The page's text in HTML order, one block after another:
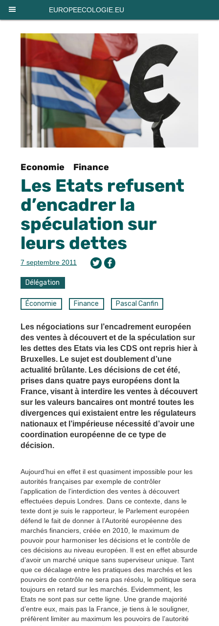
EUROPEECOLOGIE.EU
Economie Finance
Les Etats refusent
d’encadrer la
spéculation sur
leurs dettes
7 septembre 2011
Délégation
Économie Finance Pascal Canfin
Les négociations sur l’encadrement européen
des ventes à découvert et de la spéculation sur
les dettes des Etats via les CDS ont repris hier à
Bruxelles. Le sujet est doublement d’une
actualité brûlante. Les décisions de cet été,
prises dans quatre pays européens dont la
France, visant à interdire les ventes à découvert
sur les valeurs bancaires ont montré toutes les
divergences qui existaient entre les régulateurs
nationaux et l’impérieuse nécessité d’avoir une
coordination européenne de ce type de
décision.
Aujourd’hui en effet il est quasiment impossible pour les
autorités françaises par exemple de contrôler
l’application de l’interdiction des ventes à découvert
effectuées depuis Londres. Dans ce contexte, dans le
texte dont je suis le rapporteur, le Parlement européen
défend le fait de donner à l’Autorité européenne des
marchés financiers, créée en 2010, le maximum de
pouvoir pour harmoniser les décisions et le contrôle de
ces décisions au niveau européen. Il est en effet absurde
d’avoir un marché unique sans superviseur unique. Tant
que ce décalage entre les pratiques des marchés et les
pouvoirs de contrôle ne sera pas résolu, le politique sera
toujours en retard sur les marchés. Evidemment, les
Etats ne sont pas sur cette ligne. Une grande majorité
d’entre eux, mais pas la France, je tiens à le souligner,
préfèrent limiter au maximum les pouvoirs de l’autorité